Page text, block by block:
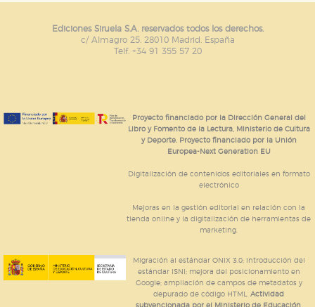
Ediciones Siruela S.A. reservados todos los derechos.
c/ Almagro 25. 28010 Madrid. España
Telf. +34 91 355 57 20
Proyecto financiado por la Dirección General del
Libro y Fomento de la Lectura, Ministerio de Cultura
y Deporte. Proyecto financiado por la Unión
Europea-Next Generation EU
Digitalización de contenidos editoriales en formato
electrónico
Mejoras en la gestión editorial en relación con la
tienda online y la digitalización de herramientas de
marketing.
Migración al estándar ONIX 3.0; introducción del
estándar ISNI; mejora del posicionamiento en
Google; ampliación de campos de metadatos y
depurado de código HTML.Actividad